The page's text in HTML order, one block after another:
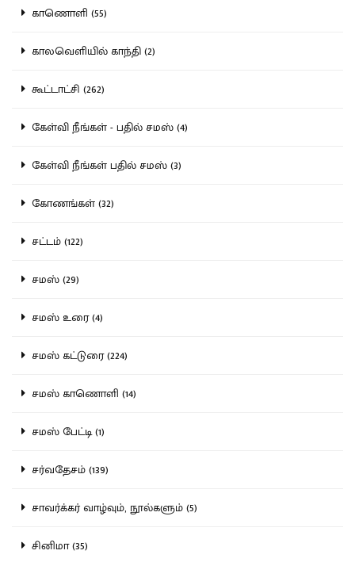
காணொளி (55)
காலவெளியில் காந்தி (2)
கூட்டாட்சி (262)
கேள்வி நீங்கள் - பதில் சமஸ் (4)
கேள்வி நீங்கள் பதில் சமஸ் (3)
கோணங்கள் (32)
சட்டம் (122)
சமஸ் (29)
சமஸ் உரை (4)
சமஸ் கட்டுரை (224)
சமஸ் காணொளி (14)
சமஸ் பேட்டி (1)
சர்வதேசம் (139)
சாவர்க்கர் வாழ்வும், நூல்களும் (5)
சினிமா (35)